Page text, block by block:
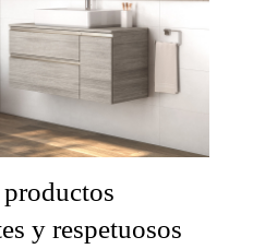
y respetuosos